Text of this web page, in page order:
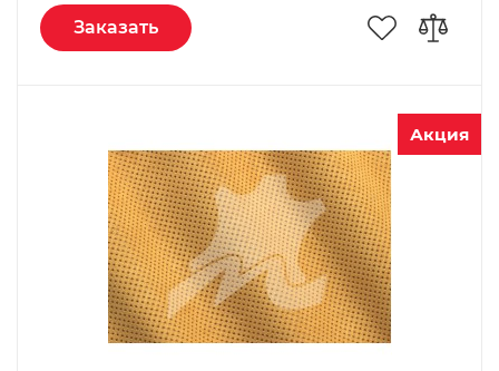
Заказать
Акция